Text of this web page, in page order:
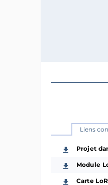
Liens
Projet
Module
Carte